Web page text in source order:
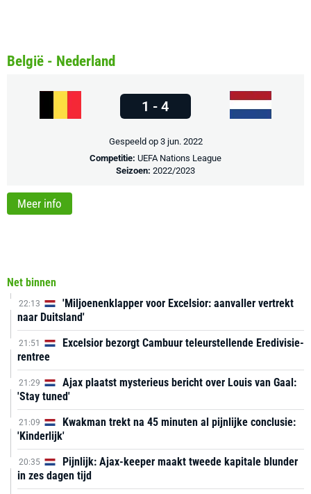
Net binnen
22:13
'Miljoenenklapper voor Excelsior: aanvaller vertrekt
naar Duitsland'
21:51
Excelsior bezorgt Cambuur teleurstellende Eredivisie-
rentree
21:29
Ajax plaatst mysterieus bericht over Louis van Gaal:
'Stay tuned'
21:09
Kwakman trekt na 45 minuten al pijnlijke conclusie:
'Kinderlijk'
20:35
Pijnlijk: Ajax-keeper maakt tweede kapitale blunder
in zes dagen tijd
België - Nederland
1 - 4
Gespeeld op 3 jun. 2022
Competitie: UEFA Nations League
Seizoen: 2022/2023
Meer info